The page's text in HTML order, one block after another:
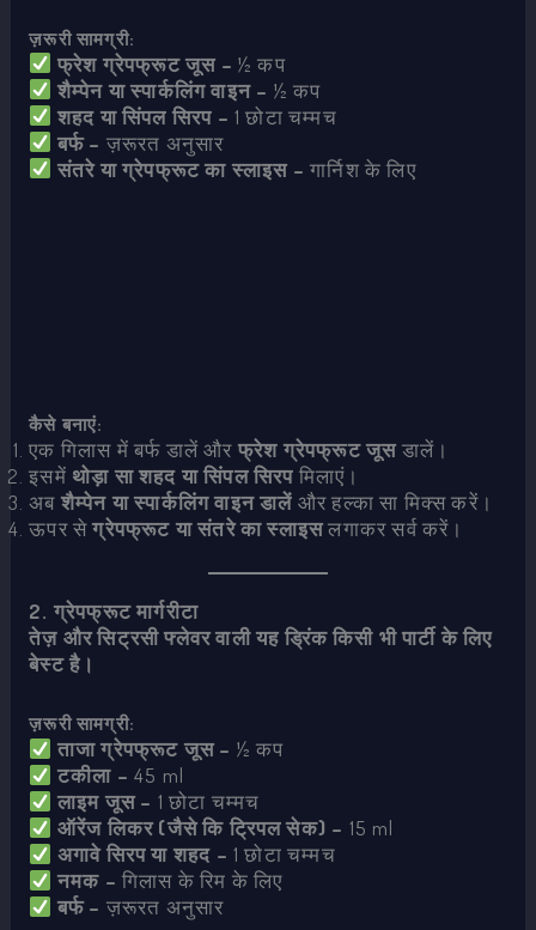
ज़रूरी सामग्री:
फ्रेश ग्रेपफ्रूट जूस – ½ कप
शैम्पेन या स्पार्कलिंग वाइन – ½ कप
शहद या सिंपल सिरप – 1 छोटा चम्मच
बर्फ – ज़रूरत अनुसार
संतरे या ग्रेपफ्रूट का स्लाइस – गार्निश के लिए
कैसे बनाएं:
एक गिलास में बर्फ डालें और फ्रेश ग्रेपफ्रूट जूस डालें।
इसमें थोड़ा सा शहद या सिंपल सिरप मिलाएं।
अब शैम्पेन या स्पार्कलिंग वाइन डालें और हल्का सा मिक्स करें।
ऊपर सेग्रेपफ्रूट या संतरे का स्लाइसलगाकर सर्व करें।
2. ग्रेपफ्रूट मार्गरीटा
तेज़ और सिट्रसी फ्लेवर वाली यह ड्रिंक किसी भी पार्टी के लिए
बेस्ट है।
ज़रूरी सामग्री:
ताजा ग्रेपफ्रूट जूस – ½ कप
टकीला – 45 ml
लाइम जूस – 1 छोटा चम्मच
ऑरेंज लिकर (जैसे कि ट्रिपल सेक) – 15 ml
अगावे सिरप या शहद – 1 छोटा चम्मच
नमक – गिलास के रिम के लिए
बर्फ – ज़रूरत अनुसार